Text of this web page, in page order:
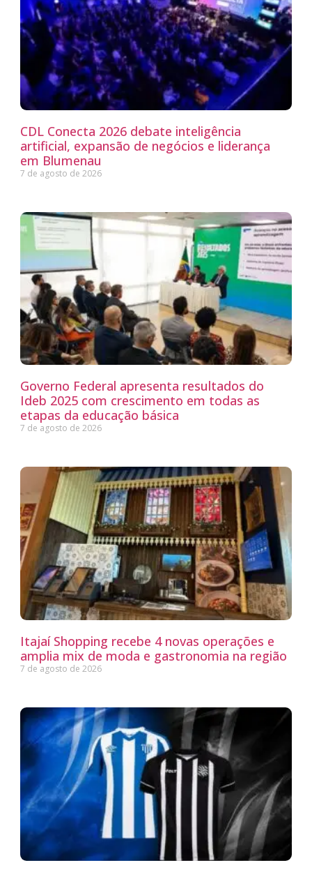
CDL Conecta 2026 debate inteligência
artificial, expansão de negócios e liderança
em Blumenau
7 de agosto de 2026
Governo Federal apresenta resultados do
Ideb 2025 com crescimento em todas as
etapas da educação básica
7 de agosto de 2026
Itajaí Shopping recebe 4 novas operações e
amplia mix de moda e gastronomia na região
7 de agosto de 2026